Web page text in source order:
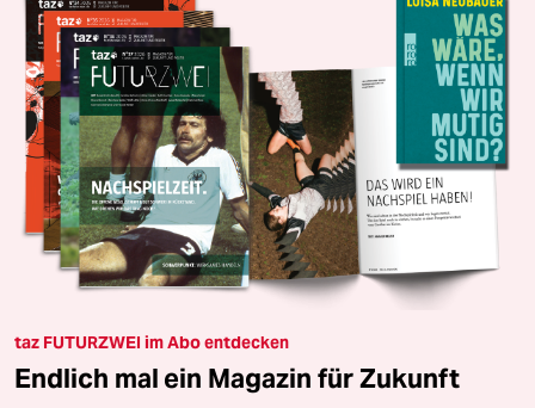
taz FUTURZWEI im Abo entdecken
Endlich mal ein Magazin für Zukunft